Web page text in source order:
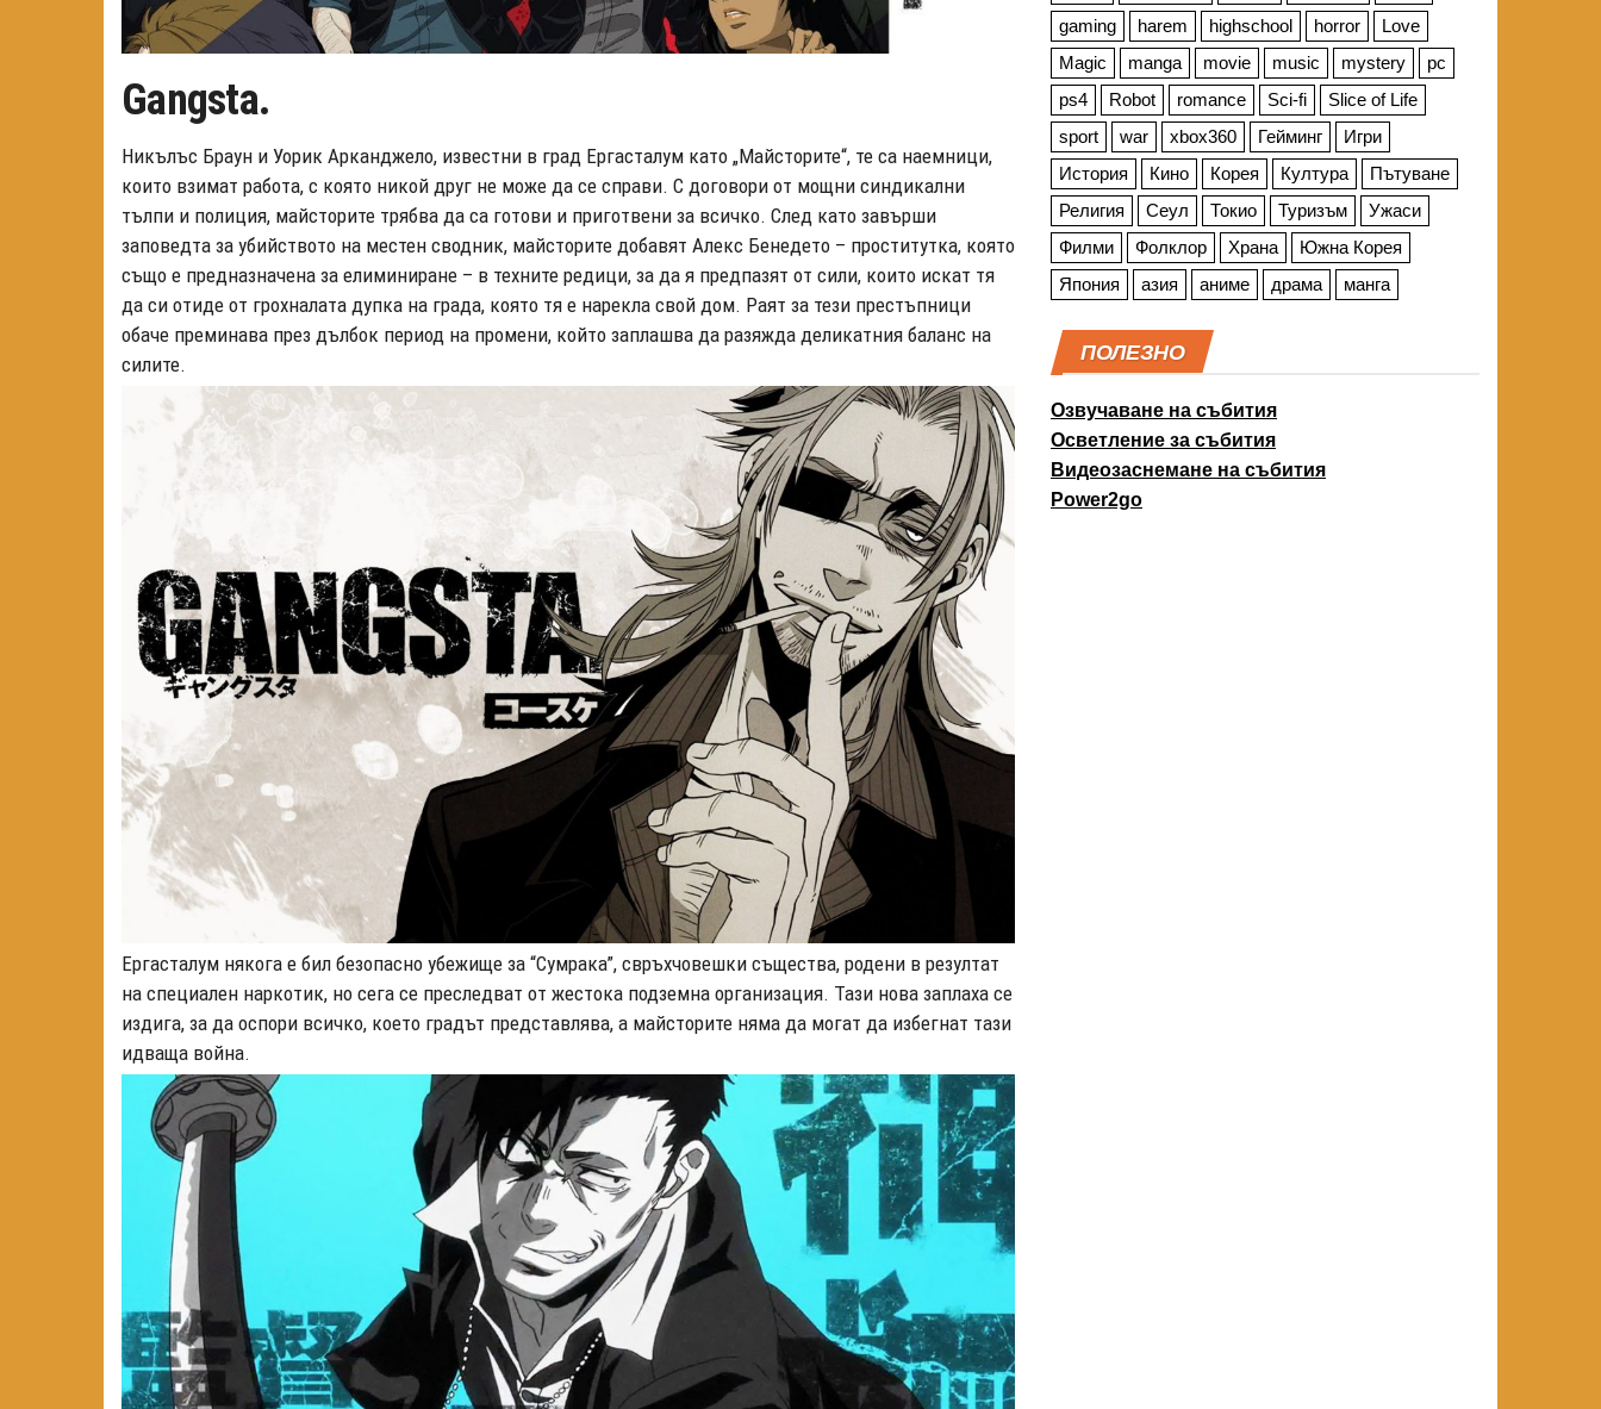
Gangsta.
Никълъс Браун и Уорик Арканджело, известни в град Ергасталум като „Майсторите“, те са наемници,
които взимат работа, с която никой друг не може да се справи. С договори от мощни синдикални
тълпи и полиция, майсторите трябва да са готови и приготвени за всичко. След като завърши
заповедта за убийството на местен сводник, майсторите добавят Алекс Бенедето – проститутка, която
също е предназначена за елиминиране – в техните редици, за да я предпазят от сили, които искат тя
да си отиде от грохналата дупка на града, която тя е нарекла свой дом. Раят за тези престъпници
обаче преминава през дълбок период на промени, който заплашва да разяжда деликатния баланс на
силите.
Ергасталум някога е бил безопасно убежище за “Сумрака”, свръхчовешки същества, родени в резултат
на специален наркотик, но сега се преследват от жестока подземна организация. Тази нова заплаха се
издига, за да оспори всичко, което градът представлява, а майсторите няма да могат да избегнат тази
идваща война.
gaming
harem highschool horror
Love
Magic
manga movie music mystery
pc
ps4
Robot romance Sci-fi
Slice of Life
sport
war xbox360 Гейминг
Игри
История
Кино Корея Култура
Пътуване
Религия
Сеул Токио Туризъм
Ужаси
Филми
Фолклор Храна
Южна Корея
Япония
азия аниме драма манга
ПОЛЕЗНО
Озвучаване на събития
Осветление за събития
Видеозаснемане на събития
Power2go